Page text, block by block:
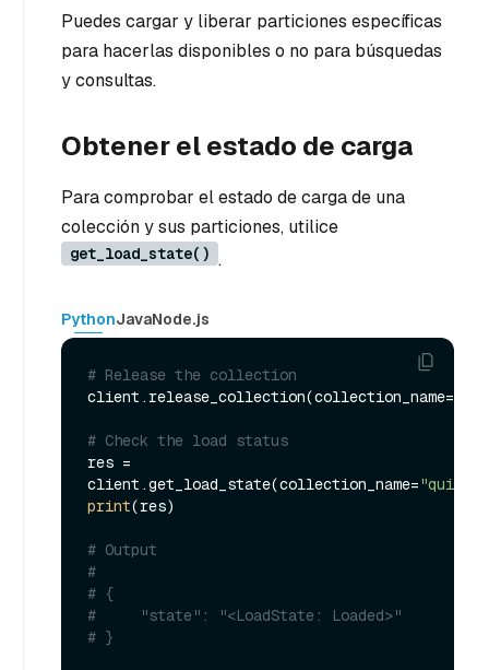
Puedes cargar y liberar particiones específicas
para hacerlas disponibles o no para búsquedas
y consultas.
Obtener el estado de carga
Para comprobar el estado de carga de una
colección y sus particiones, utilice
get_load_state() .
PythonJavaNode.js
# Release the collection
client.release_collection(collection_name=
# Check the load status
res =
client.get_load_state(collection_name=
print(res)
# Output
#
# {
#     "state": "<LoadState: Loaded>"
# }